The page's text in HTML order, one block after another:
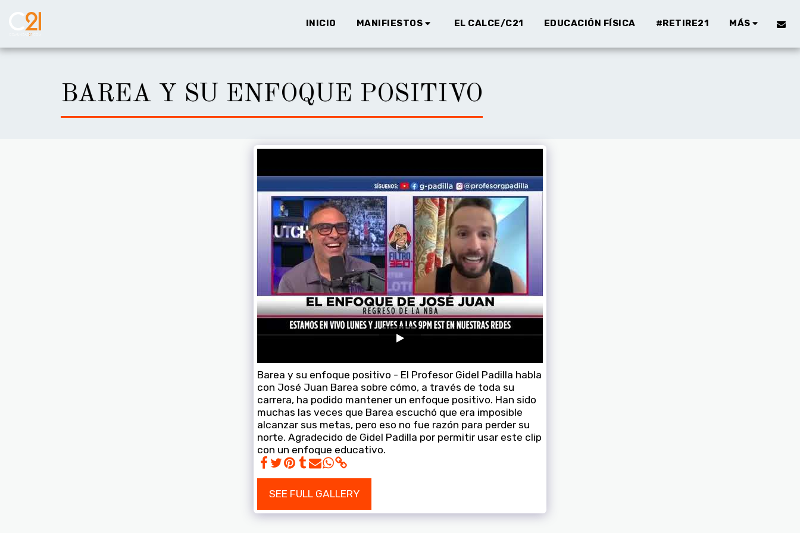
INICIO MANIFIESTOS EL CALCE/C21 EDUCACIÓN FÍSICA #RETIRE21 MÁS
BAREA Y SU ENFOQUE POSITIVO
Barea y su enfoque positivo - El Profesor Gidel Padilla habla
con José Juan Barea sobre cómo, a través de toda su
carrera, ha podido mantener un enfoque positivo. Han sido
muchas las veces que Barea escuchó que era imposible
alcanzar sus metas, pero eso no fue razón para perder su
norte. Agradecido de Gidel Padilla por permitir usar este clip
con un enfoque educativo.
SEE FULL GALLERY